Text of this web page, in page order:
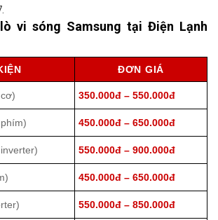
vi sóng Samsung tại Điện Lạnh
ĐƠN GIÁ
350.000đ – 550.000đ
450.000đ – 650.000đ
550.000đ – 900.000đ
450.000đ – 650.000đ
550.000đ – 850.000đ